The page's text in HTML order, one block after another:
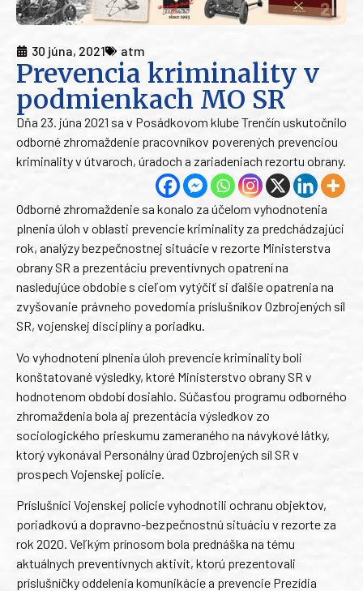
30 júna, 2021 atm
Prevencia kriminality v
podmienkach MO SR
Dňa 23. júna 2021 sa v Posádkovom klube Trenčín uskutočnilo
odborné zhromaždenie pracovníkov poverených prevenciou
kriminality v útvaroch, úradoch a zariadeniach rezortu obrany.
Odborné zhromaždenie sa konalo za účelom vyhodnotenia
plnenia úloh v oblasti prevencie kriminality za predchádzajúci
rok, analýzy bezpečnostnej situácie v rezorte Ministerstva
obrany SR a prezentáciu preventívnych opatrení na
nasledujúce obdobie s cieľom vytýčiť si ďalšie opatrenia na
zvyšovanie právneho povedomia príslušníkov Ozbrojených síl
SR, vojenskej disciplíny a poriadku.
Vo vyhodnotení plnenia úloh prevencie kriminality boli
konštatované výsledky, ktoré Ministerstvo obrany SR v
hodnotenom období dosiahlo. Súčasťou programu odborného
zhromaždenia bola aj prezentácia výsledkov zo
sociologického prieskumu zameraného na návykové látky,
ktorý vykonával Personálny úrad Ozbrojených síl SR v
prospech Vojenskej polície.
Príslušníci Vojenskej polície vyhodnotili ochranu objektov,
poriadkovú a dopravno-bezpečnostnú situáciu v rezorte za
rok 2020. Veľkým prínosom bola prednáška na tému
aktuálnych preventívnych aktivít, ktorú prezentovali
príslušníčky oddelenia komunikácie a prevencie Prezídia